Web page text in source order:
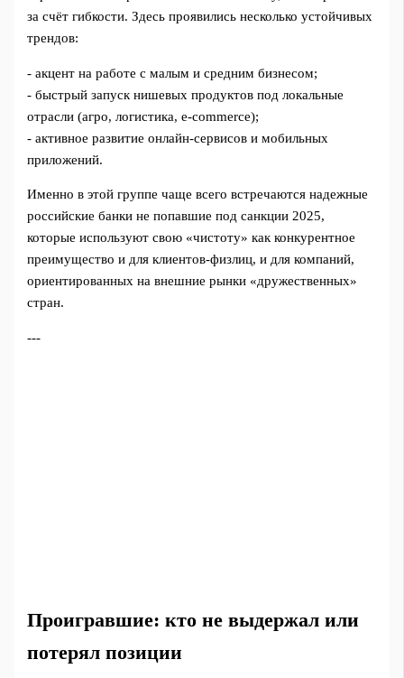
за счёт гибкости. Здесь проявились несколько устойчивых
трендов:
- акцент на работе с малым и средним бизнесом;
- быстрый запуск нишевых продуктов под локальные
отрасли (агро, логистика, e‑commerce);
- активное развитие онлайн‑сервисов и мобильных
приложений.
Именно в этой группе чаще всего встречаются надежные
российские банки не попавшие под санкции 2025,
которые используют свою «чистоту» как конкурентное
преимущество и для клиентов‑физлиц, и для компаний,
ориентированных на внешние рынки «дружественных»
стран.
---
Проигравшие: кто не выдержал или
потерял позиции